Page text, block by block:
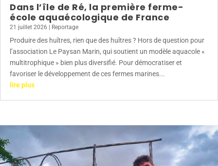
Dans l’île de Ré, la première ferme-
école aquaécologique de France
21 juillet 2026 | Reportage
Produire des huîtres, rien que des huîtres ? Hors de question pour
l’association Le Paysan Marin, qui soutient un modèle aquacole «
multitrophique » bien plus diversifié. Pour démocratiser et
favoriser le développement de ces fermes marines...
lire plus